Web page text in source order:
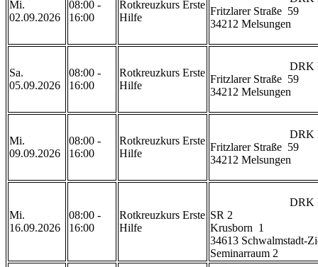
Mi.
02.09.2026
08:00 -
16:00
Rotkreuzkurs Erste
Hilfe
Fritzlarer Straße  59
34212 Melsungen
Sa.
05.09.2026
08:00 -
16:00
Rotkreuzkurs Erste
Hilfe
Fritzlarer Straße  59
34212 Melsungen
Mi.
09.09.2026
08:00 -
16:00
Rotkreuzkurs Erste
Hilfe
Fritzlarer Straße  59
34212 Melsungen
Mi.
16.09.2026
08:00 -
16:00
Rotkreuzkurs Erste
Hilfe
SR 2
Krusborn  1
34613 Schwalmstadt-